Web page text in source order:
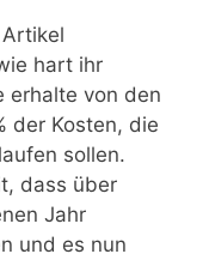
hart ihr
erhalte von den
der Kosten, die
sollen.
dass über
Jahr
und es nun